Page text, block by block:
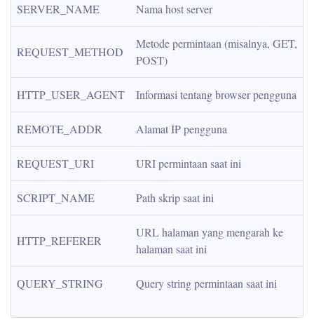
SERVER_NAME Nama host server
REQUEST_METHOD
Metode permintaan (misalnya, GET,
POST)
HTTP_USER_AGENT Informasi tentang browser pengguna
REMOTE_ADDR Alamat IP pengguna
REQUEST_URI URI permintaan saat ini
SCRIPT_NAME Path skrip saat ini
HTTP_REFERER
URL halaman yang mengarah ke
halaman saat ini
QUERY_STRING Query string permintaan saat ini